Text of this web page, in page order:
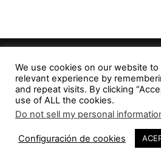
Editorial
Contacto
RevistaVAD
We use cookies on our website
relevant experience by
and repeat visits. By clicking
use of ALL the cookies.
Do not sell my personal
Configuración de cookies